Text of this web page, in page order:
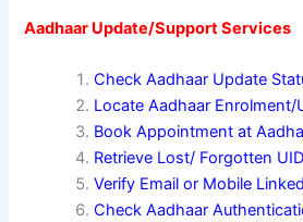
Aadhaar Update/Support Services
Check Aadhaar Update
Locate Aadhaar Enrolment/
Book Appointment at
Retrieve Lost/ Forgotten
Verify Email or Mobile
Check Aadhaar